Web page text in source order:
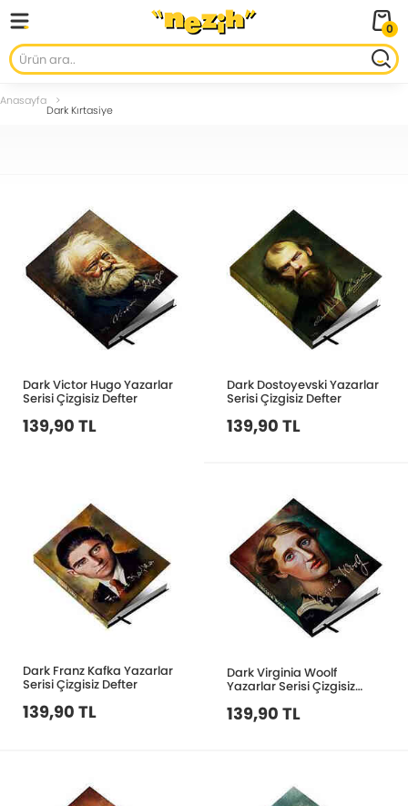
0
Anasayfa
Dark Kırtasiye
Dark Victor Hugo Yazarlar
Serisi Çizgisiz Defter
139,90 TL
Dark Dostoyevski Yazarlar
Serisi Çizgisiz Defter
139,90 TL
Dark Franz Kafka Yazarlar
Serisi Çizgisiz Defter
139,90 TL
Dark Virginia Woolf
Yazarlar Serisi Çizgisiz
139,90 TL